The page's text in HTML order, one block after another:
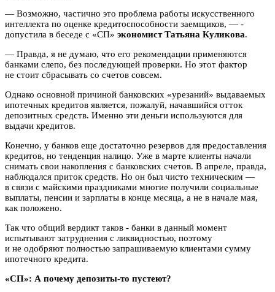
— Возможно, частично это проблема работы искусственного
интеллекта по оценке кредитоспособности заемщиков, — ­
допустила в беседе с «СП» экономист Татьяна Куликова.
— Правда, я не думаю, что его рекомендации применяются
банками слепо, без последующей проверки. Но этот фактор
не стоит сбрасывать со счетов совсем.
Однако основной причиной банковских «урезаний» выдаваемых
ипотечных кредитов является, пожалуй, начавшийся отток
депозитных средств. Именно эти деньги используются для
выдачи кредитов.
Конечно, у банков еще достаточно резервов для предоставления
кредитов, но тенденция налицо. Уже в марте клиенты начали
снимать свои накопления с банковских счетов. В апреле, правда,
наблюдался приток средств. Но он был чисто техническим —
в связи с майскими праздниками многие получили социальные
выплаты, пенсии и зарплаты в конце месяца, а не в начале мая,
как положено.
Так что общий вердикт таков ­- банки в данный момент
испытывают затруднения с ликвидностью, поэтому
и не одобряют полностью запрашиваемую клиентами сумму
ипотечного кредита.
«СП»: А почему депозиты-то пустеют?